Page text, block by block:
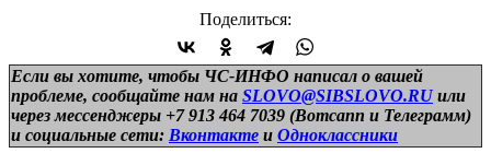
Поделиться:
Если вы хотите, чтобы ЧС-ИНФО написал о вашей
проблеме, сообщайте нам на SLOVO@SIBSLOVO.RU или
через мессенджеры +7 913 464 7039 (Вотсапп и Телеграмм)
и социальные сети: Вконтакте и Одноклассники